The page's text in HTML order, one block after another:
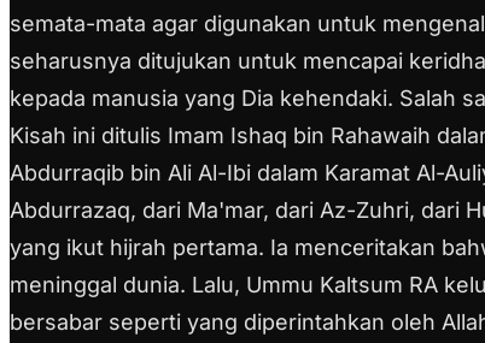
semata-mata agar digunakan untuk
seharusnya ditujukan untuk mencapai
kepada manusia yang Dia kehendaki. Salah
Kisah ini ditulis Imam Ishaq bin Rahawaih
Abdurraqib bin Ali Al-Ibi dalam Karamat Al-
Abdurrazaq, dari Ma'mar, dari Az-Zuhri, dari
yang ikut hijrah pertama. Ia menceritakan
meninggal dunia. Lalu, Ummu Kaltsum RA
bersabar seperti yang diperintahkan oleh